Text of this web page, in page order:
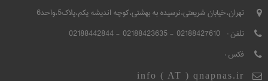
تهران،خیابان شریعتی،نرسیده به بهشتی،کوچه اندیشه یکم،پلاک5،واحد6
تلفن : 02188427610 - 02188423635 - 02188442844
فکس :
info ( AT ) qnapnas.ir